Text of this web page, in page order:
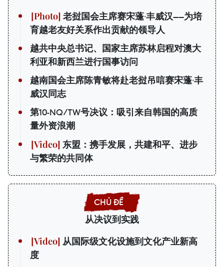
老挝国会主席赛宋蓬·丰威汉——为培
育越老友好关系作出贡献的领导人
越共中央总书记、国家主席苏林启程对澳大
利亚和新西兰进行国事访问
越南国会主席陈青敏将赴老挝吊唁赛宋蓬·丰
威汉同志
第10-NQ/TW号决议：吸引来自韩国的高质
量外资浪潮
东盟：携手发展，共建和平、进步
与繁荣的共同体
从决议到实践
从国际级文化设施到文化产业新高
度